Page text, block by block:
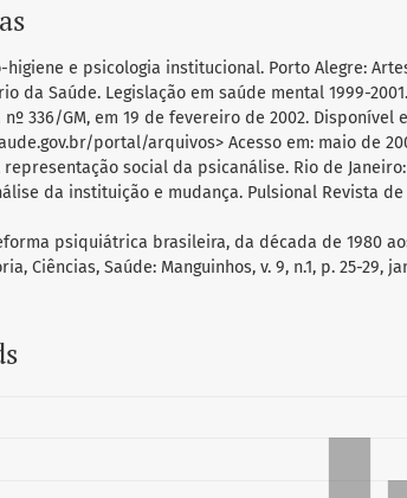
higiene e psicologia institucional. Porto Alegre:
da Saúde. Legislação em saúde mental 1999-
nº 336/GM, em 19 de fevereiro de 2002. Disponível
portal/arquivos> Acesso em: maio de
representação social da psicanálise. Rio de Janeiro:
da instituição e mudança. Pulsional Revista
psiquiátrica brasileira, da década de 1980
Ciências, Saúde: Manguinhos, v. 9, n.1, p. 25-29,